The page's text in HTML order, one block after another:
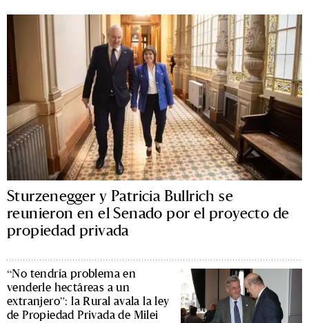
Sturzenegger y Patricia Bullrich se
reunieron en el Senado por el proyecto de
propiedad privada
“No tendría problema en
venderle hectáreas a un
extranjero”: la Rural avala la ley
de Propiedad Privada de Milei